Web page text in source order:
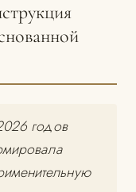
годов